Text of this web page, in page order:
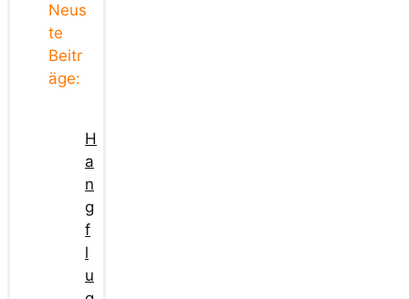
Neus
te
Beitr
äge:
H
a
n
g
f
l
u